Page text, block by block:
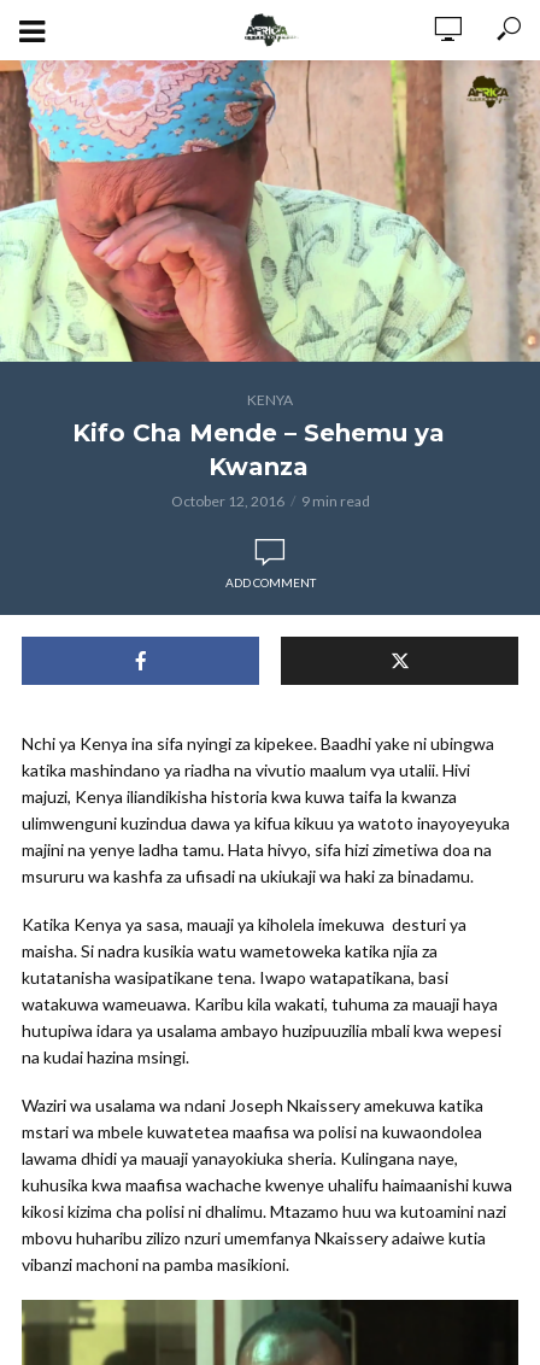
KENYA
Kifo Cha Mende – Sehemu ya
Kwanza
October 12, 2016 9 min read
ADD COMMENT
Nchi ya Kenya ina sifa nyingi za kipekee. Baadhi yake ni ubingwa
katika mashindano ya riadha na vivutio maalum vya utalii. Hivi
majuzi, Kenya iliandikisha historia kwa kuwa taifa la kwanza
ulimwenguni kuzindua dawa ya kifua kikuu ya watoto inayoyeyuka
majini na yenye ladha tamu. Hata hivyo, sifa hizi zimetiwa doa na
msururu wa kashfa za ufisadi na ukiukaji wa haki za binadamu.
Katika Kenya ya sasa, mauaji ya kiholela imekuwa desturi ya
maisha. Si nadra kusikia watu wametoweka katika njia za
kutatanisha wasipatikane tena. Iwapo watapatikana, basi
watakuwa wameuawa. Karibu kila wakati, tuhuma za mauaji haya
hutupiwa idara ya usalama ambayo huzipuuzilia mbali kwa wepesi
na kudai hazina msingi.
Waziri wa usalama wa ndani Joseph Nkaissery amekuwa katika
mstari wa mbele kuwatetea maafisa wa polisi na kuwaondolea
lawama dhidi ya mauaji yanayokiuka sheria. Kulingana naye,
kuhusika kwa maafisa wachache kwenye uhalifu haimaanishi kuwa
kikosi kizima cha polisi ni dhalimu. Mtazamo huu wa kutoamini nazi
mbovu huharibu zilizo nzuri umemfanya Nkaissery adaiwe kutia
vibanzi machoni na pamba masikioni.